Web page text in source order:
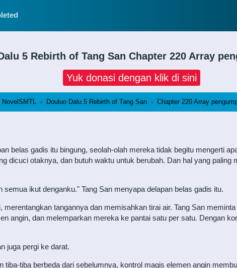
5 Rebirth of Tang San Chapter 220 Array
Yuk donasi dengan klik di sini
NovelSMTL › Douluo Dalu 5 Rebirth of Tang San › Chapter 220 Array
belas gadis itu bingung, seolah-olah mereka tidak begitu mengerti
dicuci otaknya, dan butuh waktu untuk berubah. Dan hal yang paling
ikut denganku." Tang San menyapa delapan belas gadis itu.
merentangkan tangannya dan memisahkan tirai air. Tang San
angin, dan melemparkan mereka ke pantai satu per satu. Dengan
juga pergi ke darat.
tiba-tiba berbeda dari sebelumnya, kontrol magis elemen angin